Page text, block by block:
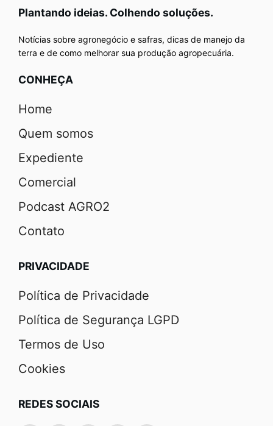
Plantando ideias. Colhendo soluções.
Notícias sobre agronegócio e safras, dicas de manejo da
terra e de como melhorar sua produção agropecuária.
CONHEÇA
Home
Quem somos
Expediente
Comercial
Podcast AGRO2
Contato
PRIVACIDADE
Política de Privacidade
Política de Segurança LGPD
Termos de Uso
Cookies
REDES SOCIAIS